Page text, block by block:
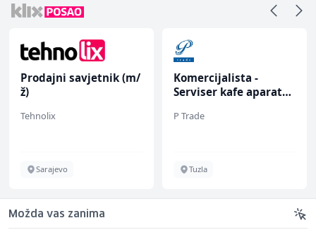
Prodajni savjetnik (m/
ž)
Tehnolix
Sarajevo
Komercijalista -
Serviser kafe aparata
P Trade
Tuzla
Možda vas zanima